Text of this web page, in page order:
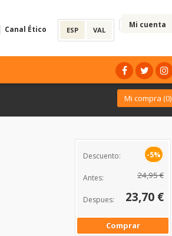
Mi cuenta
ESP VAL
Canal Ético
Mi compra (0)
Descuento: -5%
Antes: 24,95 €
Despues: 23,70 €
Comprar